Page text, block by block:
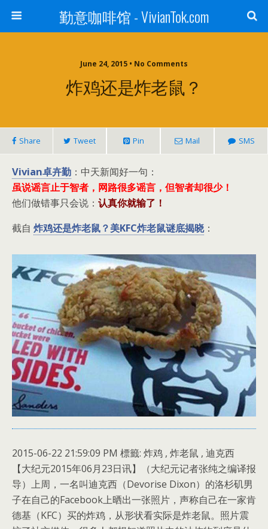
勤意咖啡馆 - VivianTok.com
June 24, 2015 • No Comments
炸鸡还是炸老鼠？
Share Tweet Pin Mail SMS
Vivian卓卉勤 ：中天新闻好一句：
虽说谣言止于智者，网路很多谣言，但智者却很少！
他们做错事只会说： 认真你就输了！
截自 炸鸡还是炸老鼠？美KFC炸老鼠谜底揭晓：
2015-06-22 21:59:09 PM 標籤: 炸鸡 , 炸老鼠 , 迪克西
【大纪元2015年06月23日讯】（大纪元记者张纯之编译报
导）上周，一名叫迪克西（Devorise Dixon）的洛杉矶男
子在自己的Facebook上晒出一张照片，声称自己在一家肯
德基（KFC）买的炸鸡，从形状看实际是炸老鼠。照片震